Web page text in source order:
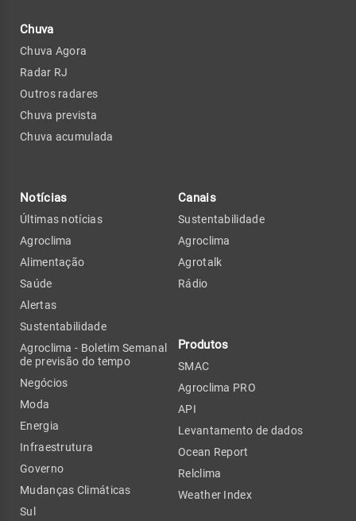
Chuva
Chuva Agora
Radar RJ
Outros radares
Chuva prevista
Chuva acumulada
Notícias
Últimas notícias
Agroclima
Alimentação
Saúde
Alertas
Sustentabilidade
Agroclima - Boletim Semanal
de previsão do tempo
Negócios
Moda
Energia
Infraestrutura
Governo
Mudanças Climáticas
Sul
Canais
Sustentabilidade
Agroclima
Agrotalk
Rádio
Produtos
SMAC
Agroclima PRO
API
Levantamento de dados
Ocean Report
Relclima
Weather Index